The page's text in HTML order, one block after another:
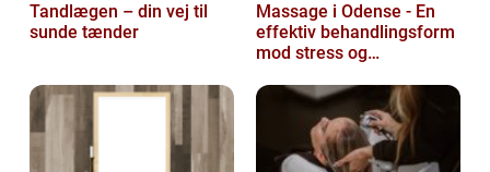
Tandlægen – din vej til
sunde tænder
Massage i Odense - En
effektiv behandlingsform
mod stress og